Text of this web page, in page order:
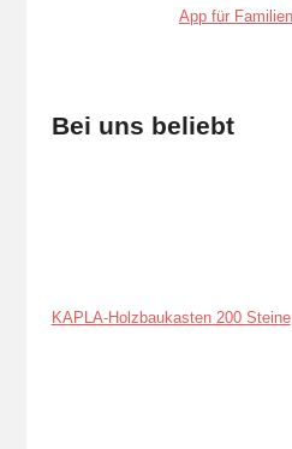
Bei uns beliebt
KAPLA-Holzbaukasten 200 Steine